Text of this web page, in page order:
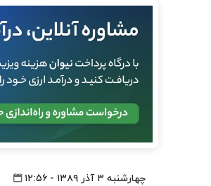
چهارشنبه ۳ آذر ۱۳۸۹ - ۱۲:۵۶